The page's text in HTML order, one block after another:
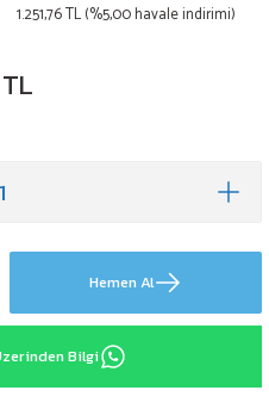
1.251,76 TL (%5,00 havale indirimi)
Hemen Al
Bilgi